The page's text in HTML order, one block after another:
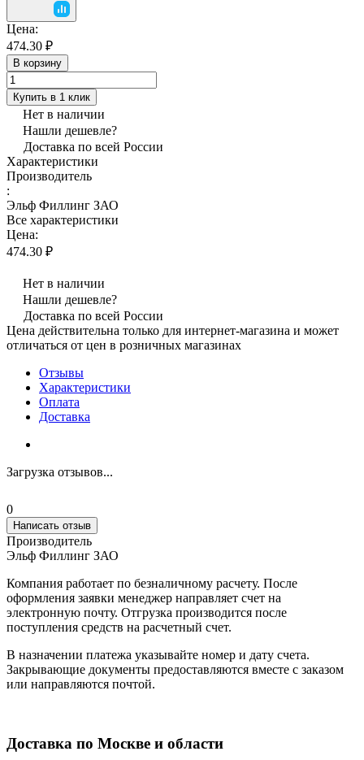
Цена:
474.30 ₽
В корзину
Купить в 1 клик
Нет в наличии
Нашли дешевле?
Доставка по всей России
Характеристики
Производитель
:
Эльф Филлинг ЗАО
Все характеристики
Цена:
474.30 ₽
Нет в наличии
Нашли дешевле?
Доставка по всей России
Цена действительна только для интернет-магазина и может
отличаться от цен в розничных магазинах
Отзывы
Характеристики
Оплата
Доставка
Загрузка отзывов...
0
Написать отзыв
Производитель
Эльф Филлинг ЗАО
Компания работает по безналичному расчету. После
оформления заявки менеджер направляет счет на
электронную почту. Отгрузка производится после
поступления средств на расчетный счет.
В назначении платежа указывайте номер и дату счета.
Закрывающие документы предоставляются вместе с заказом
или направляются почтой.
Доставка по Москве и области